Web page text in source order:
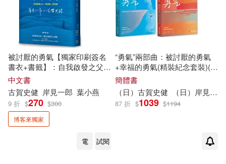
被討厭的勇氣【獨家印刷簽名
書衣+書籤】：自我啟發之父
「阿德勒」的教導(全臺熱銷
100萬冊，附「勇氣人生現在開
始」書籤組)
中文書
古賀史健 岸見一郎 葉小燕
9 折 $270 $300
博客來獨家
電 試閱
“勇氣”兩部曲：被討厭的勇氣
+幸福的勇氣(精裝紀念套裝)(全
二冊)
簡體書
（日） 古賀史健 （日） 岸見一郎
87 折 $1039 $1194